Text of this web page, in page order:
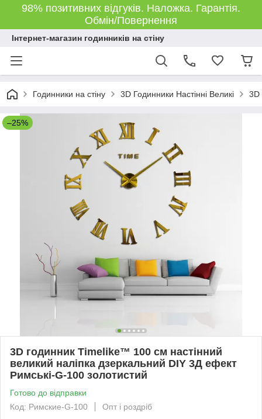
98% позитивних відгуків. Наложка. Гарантія.
Обмін/Повернення
Інтернет-магазин годинників на стіну
Годинники на стіну 3D Годинники Настінні Великі 3D
–25%
3D годинник Timelike™ 100 см настінний
великий наліпка дзеркальний DIY 3Д ефект
Римські-G-100 золотистий
Готово до відправки
Код: Римские-G-100
Опт і роздріб